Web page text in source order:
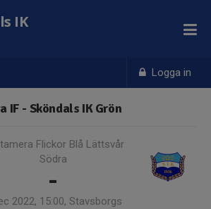
Logga in
IK
IF - Sköndals IK Grön
Flickor Blå Lättsvår
Södra
-
2022, 15:00, Stavsborgs